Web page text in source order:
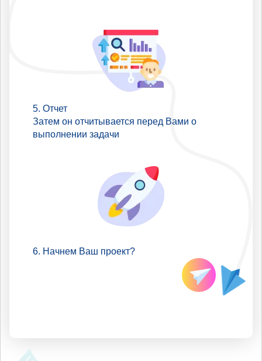
Отчет
Затем он отчитывается перед Вами о
выполнении задачи
Начнем Ваш проект?